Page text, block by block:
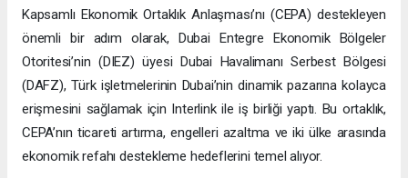
Kapsamlı Ekonomik Ortaklık Anlaşması’nı (CEPA) destekleyen
önemli bir adım olarak, Dubai Entegre Ekonomik Bölgeler
Otoritesi’nin (DIEZ) üyesi Dubai Havalimanı Serbest Bölgesi
(DAFZ), Türk işletmelerinin Dubai’nin dinamik pazarına kolayca
erişmesini sağlamak için Interlink ile iş birliği yaptı. Bu ortaklık,
CEPA’nın ticareti artırma, engelleri azaltma ve iki ülke arasında
ekonomik refahı destekleme hedeflerini temel alıyor.